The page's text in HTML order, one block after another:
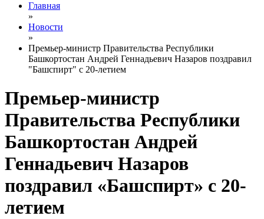
Главная
»
Новости
»
Премьер-министр Правительства Республики
Башкортостан Андрей Геннадьевич Назаров поздравил
"Башспирт" с 20-летием
Премьер-министр
Правительства Республики
Башкортостан Андрей
Геннадьевич Назаров
поздравил «Башспирт» с 20-
летием